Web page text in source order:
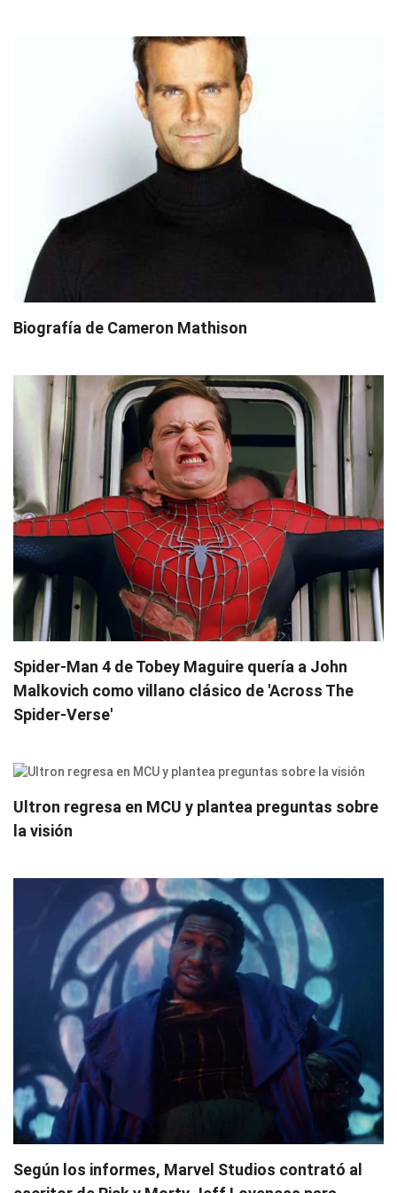
Biografía de Cameron Mathison
Spider-Man 4 de Tobey Maguire quería a John
Malkovich como villano clásico de 'Across The
Spider-Verse'
Ultron regresa en MCU y plantea preguntas sobre
la visión
Según los informes, Marvel Studios contrató al